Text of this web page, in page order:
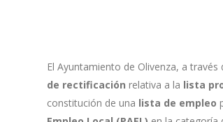
El Ayuntamiento de Olivenza, a
de rectificación relativa a la lista
constitución de una lista de empleo